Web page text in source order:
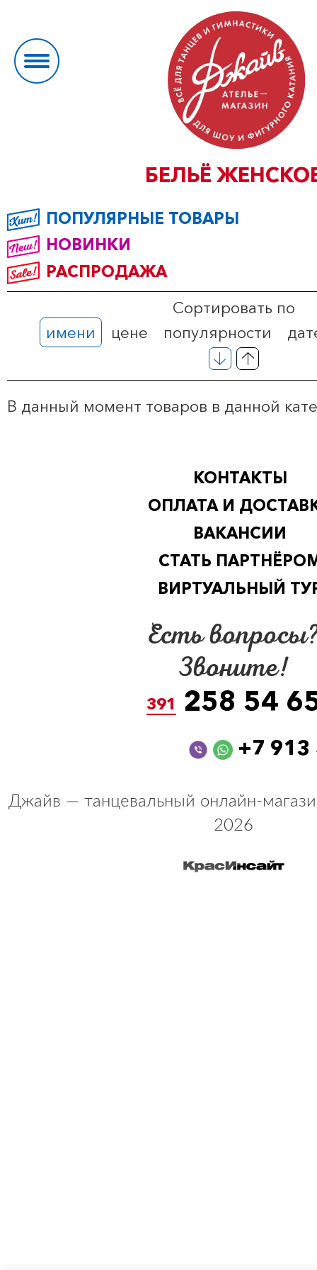
БЕЛЬЁ
ПОПУЛЯРНЫЕ ТОВАРЫ
НОВИНКИ
РАСПРОДАЖА
Сортировать по
имени
цене популярности
В данный момент товаров в данной
КОНТАКТЫ
ОПЛАТА И
ВАКАНСИИ
СТАТЬ
ВИРТУАЛЬНЫЙ
Есть
Звоните!
391 258 54
+7
Джайв — танцевальный онлайн-
2026